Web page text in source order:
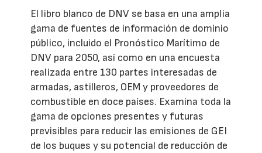
El libro blanco de DNV se basa en una amplia
gama de fuentes de información de dominio
público, incluido el Pronóstico Marítimo de
DNV para 2050, así como en una encuesta
realizada entre 130 partes interesadas de
armadas, astilleros, OEM y proveedores de
combustible en doce países. Examina toda la
gama de opciones presentes y futuras
previsibles para reducir las emisiones de GEI
de los buques y su potencial de reducción de